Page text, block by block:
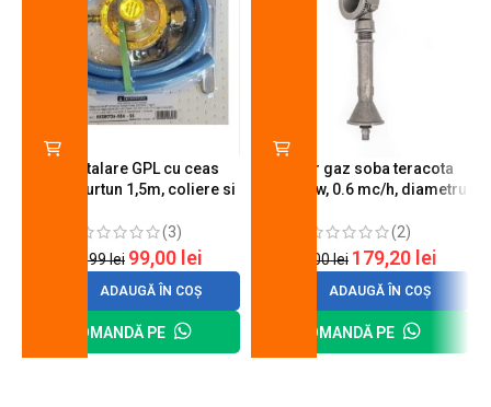
Kit instalare GPL cu ceas
butelie, furtun 1,5m, coliere si
(3)
120,99lei 99,00 lei
ADAUGĂ ÎN COȘ
COMANDĂ PE
Arzator gaz soba teracota
A600, 6 kw, 0.6 mc/h, diametru
(2)
200,00lei 179,20 lei
ADAUGĂ ÎN COȘ
COMANDĂ PE